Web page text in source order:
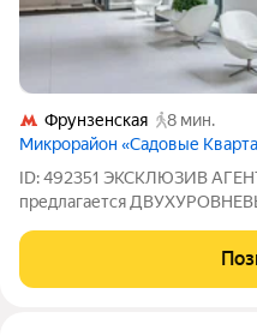
Фрунзенская
8 мин.
Микрорайон «Садовые
ID: 492351 ЭКСКЛЮЗИВ
предлагается
возможностью сделать 3-
из массива дуба по всему